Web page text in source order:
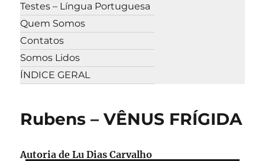
Testes – Língua Portuguesa
Quem Somos
Contatos
Somos Lidos
ÍNDICE GERAL
Rubens – VÊNUS FRÍGIDA
Autoria de Lu Dias Carvalho